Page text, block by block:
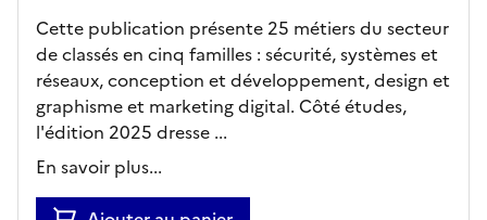
Cette publication présente 25 métiers du secteur
de classés en cinq familles : sécurité, systèmes et
réseaux, conception et développement, design et
graphisme et marketing digital. Côté études,
l'édition 2025 dresse ...
En savoir plus...